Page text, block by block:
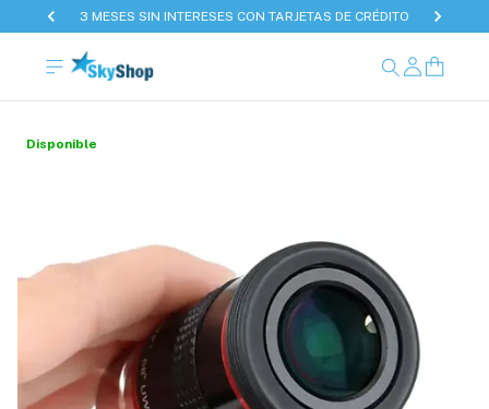
3 MESES SIN INTERESES CON TARJETAS DE CRÉDITO
Disponible